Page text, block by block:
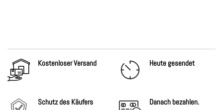
Kostenloser Versand Heute gesendet
Schutz des Käufers Danachbezahlen.